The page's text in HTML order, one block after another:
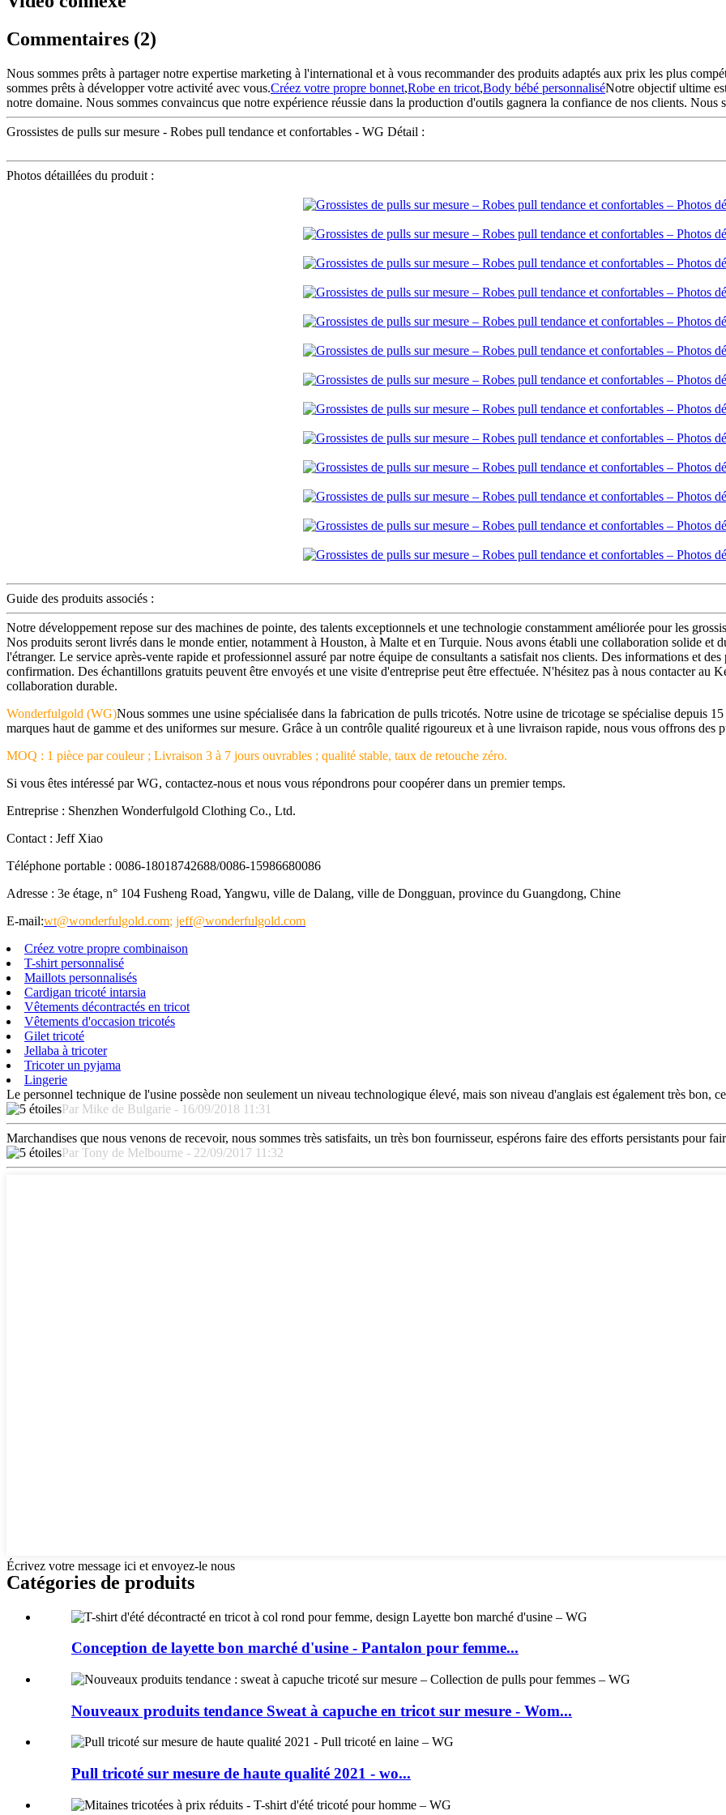
Commentaires (2)
Nous sommes prêts à partager notre expertise marketing à l'international et à vous recommander des produits adaptés aux prix les plus
sommes prêts à développer votre activité avec vous.Créez votre propre bonnet,Robe en tricot,Body bébé personnaliséNotre objectif ultime
notre domaine. Nous sommes convaincus que notre expérience réussie dans la production d'outils gagnera la confiance de nos clients.
Grossistes de pulls sur mesure - Robes pull tendance et confortables - WG Détail :
Photos détaillées du produit :
Guide des produits associés :
Notre développement repose sur des machines de pointe, des talents exceptionnels et une technologie constamment améliorée pour les
Nos produits seront livrés dans le monde entier, notamment à Houston, à Malte et en Turquie. Nous avons établi une collaboration solide et
l'étranger. Le service après-vente rapide et professionnel assuré par notre équipe de consultants a satisfait nos clients. Des informations et
confirmation. Des échantillons gratuits peuvent être envoyés et une visite d'entreprise peut être effectuée. N'hésitez pas à nous contacter au
collaboration durable.
Wonderfulgold (WG)Nous sommes une usine spécialisée dans la fabrication de pulls tricotés. Notre usine de tricotage se spécialise
marques haut de gamme et des uniformes sur mesure. Grâce à un contrôle qualité rigoureux et à une livraison rapide, nous vous offrons des
MOQ : 1 pièce par couleur ; Livraison 3 à 7 jours ouvrables ; qualité stable, taux de retouche zéro.
Si vous êtes intéressé par WG, contactez-nous et nous vous répondrons pour coopérer dans un premier temps.
Entreprise : Shenzhen Wonderfulgold Clothing Co., Ltd.
Contact : Jeff Xiao
Téléphone portable : 0086-18018742688/0086-15986680086
Adresse : 3e étage, n° 104 Fusheng Road, Yangwu, ville de Dalang, ville de Dongguan, province du Guangdong, Chine
E-mail:wt@wonderfulgold.com; jeff@wonderfulgold.com
Créez votre propre combinaison
T-shirt personnalisé
Maillots personnalisés
Cardigan tricoté intarsia
Vêtements décontractés en tricot
Vêtements d'occasion tricotés
Gilet tricoté
Jellaba à tricoter
Tricoter un pyjama
Lingerie
Le personnel technique de l'usine possède non seulement un niveau technologique élevé, mais son niveau d'anglais est également très bon,
Par Mike de Bulgarie - 16/09/2018 11:31
Marchandises que nous venons de recevoir, nous sommes très satisfaits, un très bon fournisseur, espérons faire des efforts persistants pour
Par Tony de Melbourne - 22/09/2017 11:32
Écrivez votre message ici et envoyez-le nous
Catégories de produits
Conception de layette bon marché d'usine - Pantalon pour femme...
Nouveaux produits tendance Sweat à capuche en tricot sur mesure - Wom...
Pull tricoté sur mesure de haute qualité 2021 - wo...